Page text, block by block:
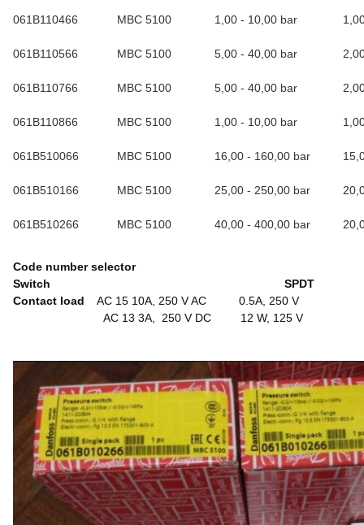
061B110466 MBC 5100 1,00 - 10,00 bar
061B110566 MBC 5100 5,00 - 40,00 bar
061B110766 MBC 5100 5,00 - 40,00 bar
061B110866 MBC 5100 1,00 - 10,00 bar
061B510066 MBC 5100 16,00 - 160,00 bar
061B510166 MBC 5100 25,00 - 250,00 bar
061B510266 MBC 5100 40,00 - 400,00 bar
Code number selector
Switch SPDT
Contact load AC 15 10A, 250 V AC 0.5A, 250 V
AC 13 3A, 250 V DC 12 W, 125 V